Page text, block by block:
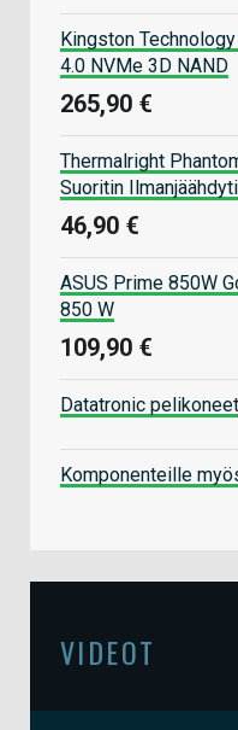
Kingston
4.0 NVMe 3D NAND
265,90 €
Thermalright
Suoritin
46,90 €
ASUS Prime 850W
850 W
109,90 €
Datatronic pelikoneet
Komponenteille
VIDEOT